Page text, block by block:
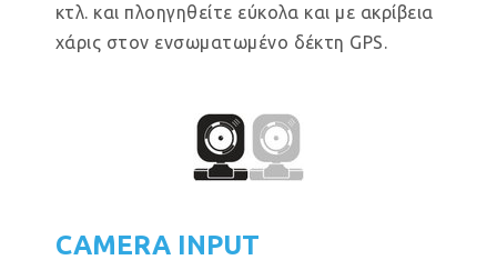
κτλ. και πλοηγηθείτε εύκολα και με ακρίβεια
χάρις στον ενσωματωμένο δέκτη GPS.
CAMERA INPUT